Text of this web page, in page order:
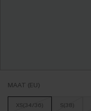
MAAT (EU)
XS(34/36) S(38)